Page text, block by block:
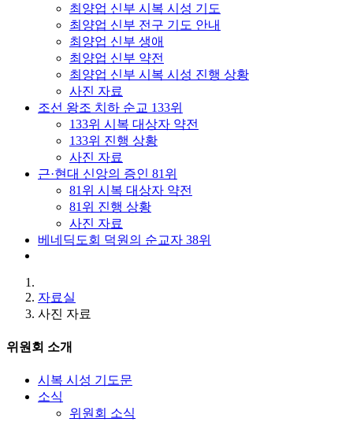
최양업 신부 시복 시성 기도
최양업 신부 전구 기도 안내
최양업 신부 생애
최양업 신부 약전
최양업 신부 시복 시성 진행 상황
사진 자료
조선 왕조 치하 순교 133위
133위 시복 대상자 약전
133위 진행 상황
사진 자료
근·현대 신앙의 증인 81위
81위 시복 대상자 약전
81위 진행 상황
사진 자료
베네딕도회 덕원의 순교자 38위
자료실
사진 자료
위원회 소개
시복 시성 기도문
소식
위원회 소식